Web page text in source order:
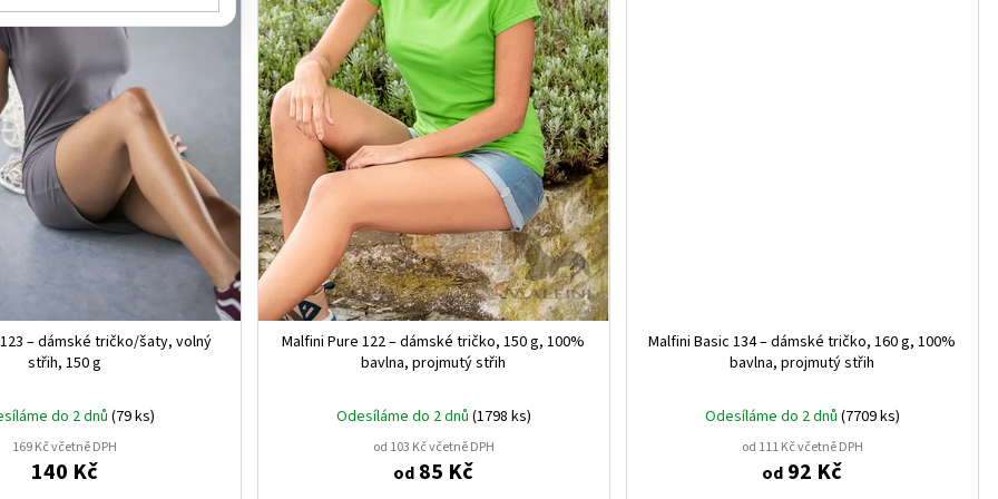
– dámské tričko/šaty, volný
střih, 150 g
do 2 dnů (79 ks)
169 Kč včetně DPH
140 Kč
Malfini Pure 122 – dámské tričko, 150 g, 100%
bavlna, projmutý střih
Odesíláme do 2 dnů (1798 ks)
od 103 Kč včetně DPH
od 85 Kč
Malfini Basic 134 – dámské tričko, 160 g, 100%
bavlna, projmutý střih
Odesíláme do 2 dnů (7709 ks)
od 111 Kč včetně DPH
od 92 Kč